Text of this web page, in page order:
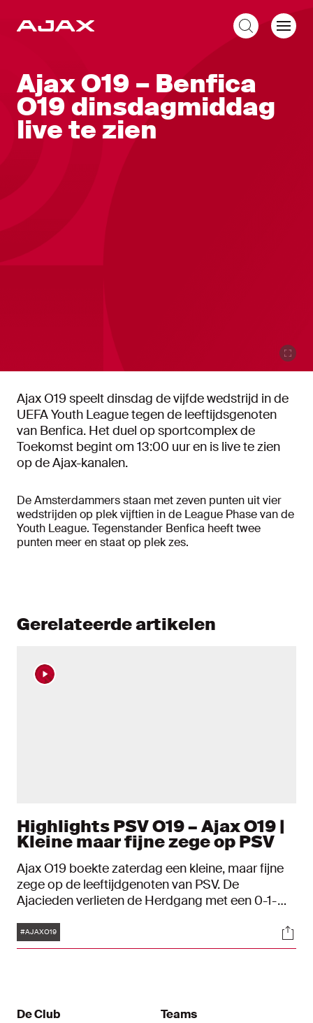
Ajax O19 – Benfica
O19 dinsdagmiddag
live te zien
Ajax O19 speelt dinsdag de vijfde wedstrijd in de
UEFA Youth League tegen de leeftijdsgenoten
van Benfica. Het duel op sportcomplex de
Toekomst begint om 13:00 uur en is live te zien
op de Ajax-kanalen.
De Amsterdammers staan met zeven punten uit vier
wedstrijden op plek vijftien in de League Phase van de
Youth League. Tegenstander Benfica heeft twee
punten meer en staat op plek zes.
Gerelateerde artikelen
Highlights PSV O19 – Ajax O19 |
Kleine maar fijne zege op PSV
Ajax O19 boekte zaterdag een kleine, maar fijne
zege op de leeftijdgenoten van PSV. De
Ajacieden verlieten de Herdgang met een 0-1-
Eindhoven. Met de zege op zak klommen de
Ajax-talenten naar de derde plek in de
Tags
#AJAXO19
De Club
Teams